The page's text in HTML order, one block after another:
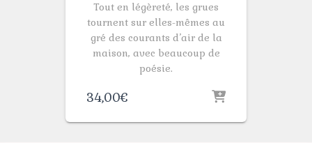
Tout en légèreté, les grues
tournent sur elles-mêmes au
gré des courants d’air de la
maison, avec beaucoup de
poésie.
34,00€